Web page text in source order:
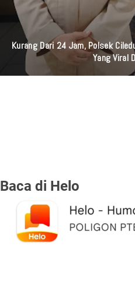
Kurang Dari 24 Jam, Polsek
Yang Viral
Baca di Helo